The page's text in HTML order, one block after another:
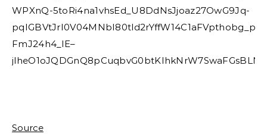
WPXnQ-5toRi4na1vhsEd_U8DdNsJjoaz27OwG9Jq-
FmJ24h4_lE–
Source